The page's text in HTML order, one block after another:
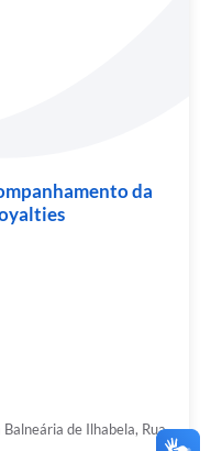
da
de Ilhabela, Rua